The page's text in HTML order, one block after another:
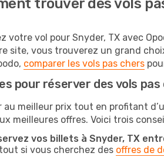
trouver des vols
votre vol pour Snyder, TX avec
site, vous trouverez un grand
comparer les vols pas chers
pour réserver des vols pas
au meilleur prix tout en profitant
meilleures offres. Voici trois
vos billets à Snyder, TX
si vous cherchez des offres de